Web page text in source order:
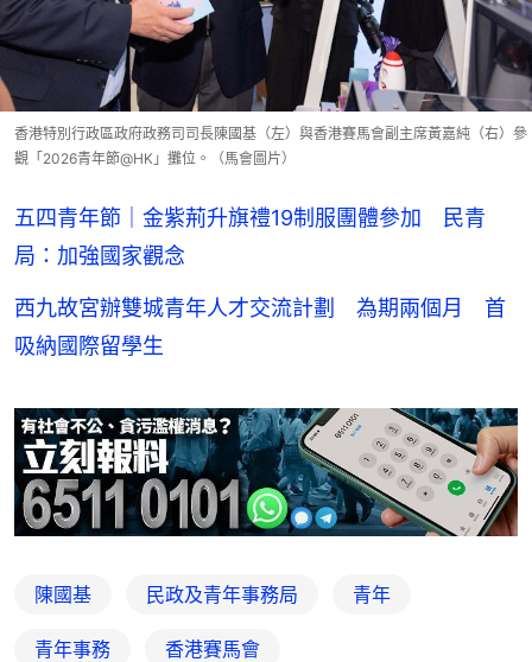
香港特別行政區政府政務司司長陳國基（左）與香港賽馬會副主席黃嘉純（右）參
觀「2026青年節@HK」攤位。（馬會圖片）
五四青年節｜金紫荊升旗禮19制服團體參加 民青
局：加強國家觀念
西九故宮辦雙城青年人才交流計劃 為期兩個月 首
吸納國際留學生
陳國基 民政及青年事務局 青年
青年事務 香港賽馬會